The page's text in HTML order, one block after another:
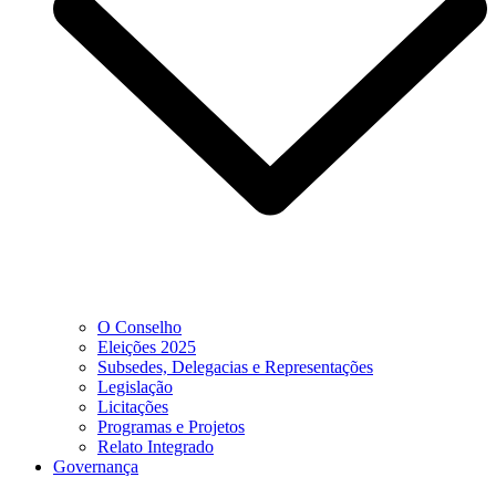
O Conselho
Eleições 2025
Subsedes, Delegacias e Representações
Legislação
Licitações
Programas e Projetos
Relato Integrado
Governança